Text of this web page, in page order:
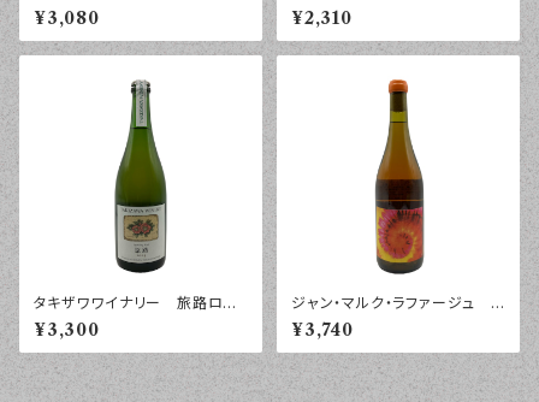
ア オレンジ スパークリン
グ ２０２５年 ７５０ｍｌ
¥3,080
トゥルガウ プティ・チエ トロ
ッケン ファルツ ２０２５年
７５０ｍｌ
¥2,310
タキザワワイナリー 旅路ロ
ゼ スパークリング ２０２４
年 ７５０ｍｌ
¥3,300
ジャン・マルク・ラファージュ タ
ロンハ コート・カタラン ２０
２４年 ７５０ｍｌ
¥3,740